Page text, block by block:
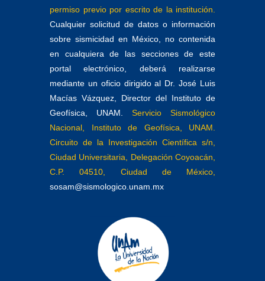
permiso previo por escrito de la institución.
Cualquier solicitud de datos o información
sobre sismicidad en México, no contenida
en cualquiera de las secciones de este
portal electrónico, deberá realizarse
mediante un oficio dirigido al Dr. José Luis
Macías Vázquez, Director del Instituto de
Geofísica, UNAM.
Servicio Sismológico
Nacional, Instituto de Geofísica, UNAM.
Circuito de la Investigación Científica s/n,
Ciudad Universitaria, Delegación Coyoacán,
C.P. 04510, Ciudad de México,
sosam@sismologico.unam.mx